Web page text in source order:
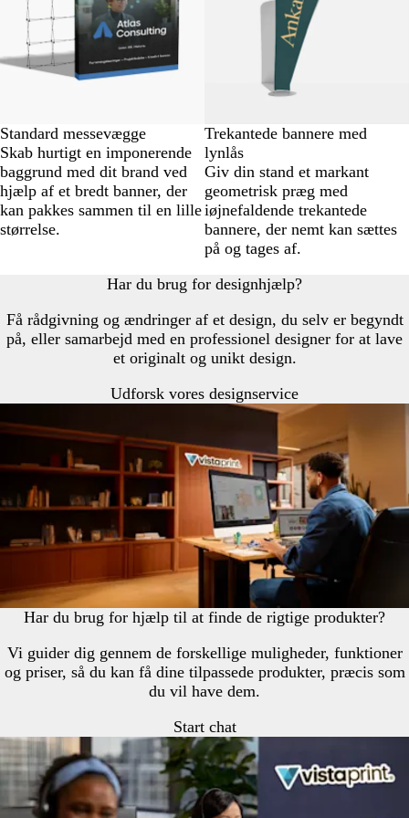
Standard messevægge
Skab hurtigt en imponerende
baggrund med dit brand ved
hjælp af et bredt banner, der
kan pakkes sammen til en lille
størrelse.
Trekantede bannere med
lynlås
Giv din stand et markant
geometrisk præg med
iøjnefaldende trekantede
bannere, der nemt kan sættes
på og tages af.
Har du brug for designhjælp?
Få rådgivning og ændringer af et design, du selv er begyndt
på, eller samarbejd med en professionel designer for at lave
et originalt og unikt design.
Udforsk vores designservice
Har du brug for hjælp til at finde de rigtige produkter?
Vi guider dig gennem de forskellige muligheder, funktioner
og priser, så du kan få dine tilpassede produkter, præcis som
du vil have dem.
Start chat